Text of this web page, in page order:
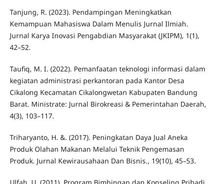
Tanjung, R. (2023). Pendampingan Meningkatkan
Kemampuan Mahasiswa Dalam Menulis Jurnal Ilmiah.
Jurnal Karya Inovasi Pengabdian Masyarakat (JKIPM), 1(1),
42–52.
Taufiq, M. I. (2022). Pemanfaatan teknologi informasi dalam
kegiatan administrasi perkantoran pada Kantor Desa
Cikalong Kecamatan Cikalongwetan Kabupaten Bandung
Barat. Ministrate: Jurnal Birokreasi & Pemerintahan Daerah,
4(3), 103–117.
Triharyanto, H. &. (2017). Peningkatan Daya Jual Aneka
Produk Olahan Makanan Melalui Teknik Pengemasan
Produk. Jurnal Kewirausahaan Dan Bisnis., 19(10), 45–53.